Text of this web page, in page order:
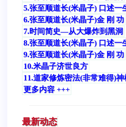
5.张至顺道长(米晶子) 口述一
6.张至顺道长(米晶子)金 刚 功
7.时间简史—从大爆炸到黑洞
8.张至顺道长(米晶子) 口述一
9.张至顺道长(米晶子)金 刚 功
10.米晶子济世良方
11.道家修炼密法(非常难得)
更多内容 +++
最新动态